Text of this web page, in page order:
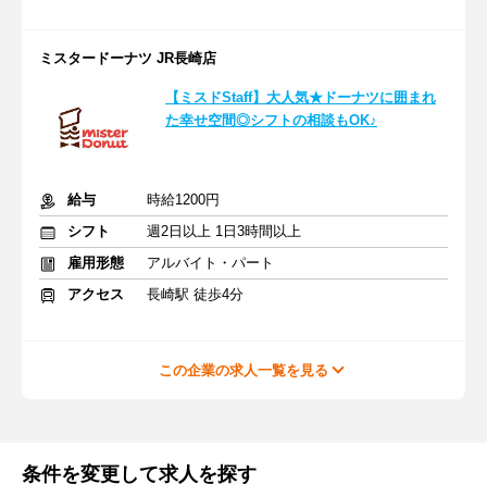
ミスタードーナツ JR長崎店
【ミスドStaff】大人気★ドーナツに囲まれ
た幸せ空間◎シフトの相談もOK♪
給与
時給1200円
シフト
週2日以上 1日3時間以上
雇用形態
アルバイト・パート
アクセス
長崎駅 徒歩4分
この企業の求人一覧を見る
条件を変更して求人を探す